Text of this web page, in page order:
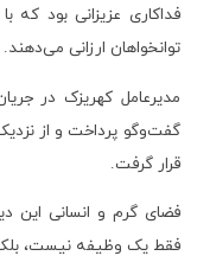
فداکاری عزیزانی بود
توانخواهان ارزانی می‌دهند.
مدیرعامل کهریزک در
گفت‌وگو پرداخت و از
قرار گرفت.
فضای گرم و انسانی این
فقط یک وظیفه نیست،